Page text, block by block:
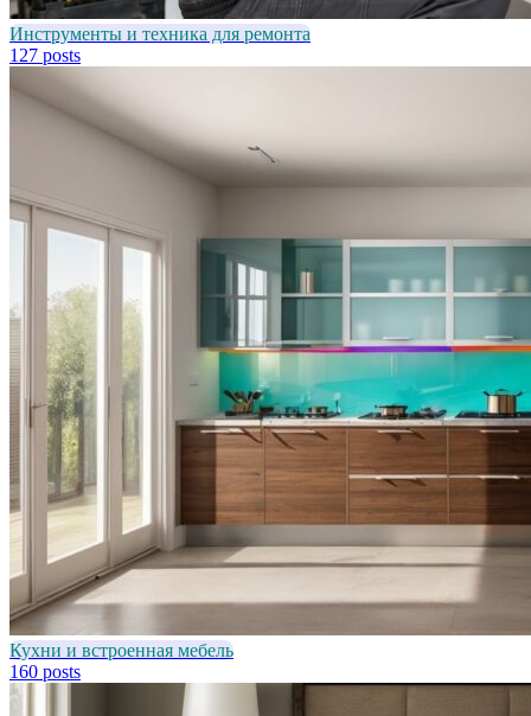
Инструменты и техника для ремонта
127 posts
Кухни и встроенная мебель
160 posts